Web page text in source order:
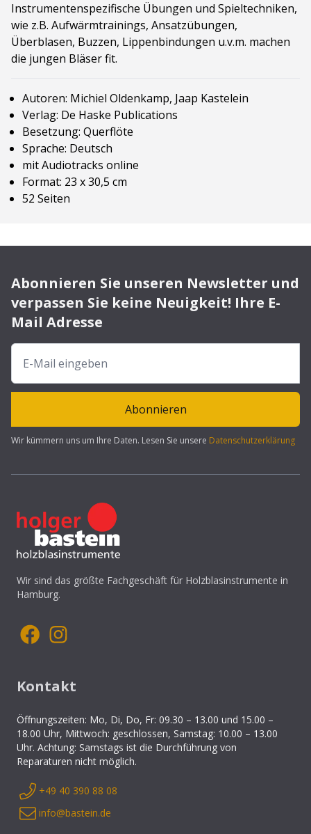
Instrumentenspezifische Übungen und Spieltechniken,
wie z.B. Aufwärmtrainings, Ansatzübungen,
Überblasen, Buzzen, Lippenbindungen u.v.m. machen
die jungen Bläser fit.
Autoren: Michiel Oldenkamp, Jaap Kastelein
Verlag: De Haske Publications
Besetzung: Querflöte
Sprache: Deutsch
mit Audiotracks online
Format: 23 x 30,5 cm
52 Seiten
Abonnieren Sie unseren Newsletter und
verpassen Sie keine Neuigkeit! Ihre E-
Mail Adresse
Abonnieren
Wir kümmern uns um Ihre Daten. Lesen Sie unsere Datenschutzerklärung
Wir sind das größte Fachgeschäft für Holzblasinstrumente in
Hamburg.
Kontakt
Öffnungszeiten: Mo, Di, Do, Fr: 09.30 – 13.00 und 15.00 –
18.00 Uhr, Mittwoch: geschlossen, Samstag: 10.00 – 13.00
Uhr. Achtung: Samstags ist die Durchführung von
Reparaturen nicht möglich.
+49 40 390 88 08
info@bastein.de